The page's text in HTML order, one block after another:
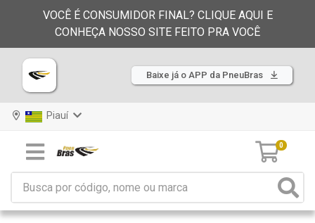
VOCÊ É CONSUMIDOR FINAL? CLIQUE AQUI E
CONHEÇA NOSSO SITE FEITO PRA VOCÊ
Baixe já o APP da PneuBras
Piauí
0